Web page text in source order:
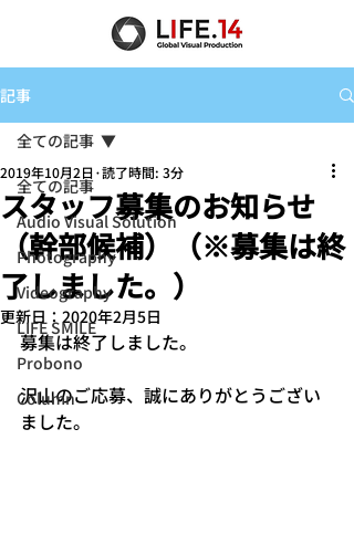
記事
全ての記事
Audio Visual Solution
Photography
Videography
LIFE SMILE
Probono
Column
全ての記事
スタッフ募集のお知らせ
（幹部候補）（※募集は終
了しました。）
2019年10月2日 読了時間: 3分
更新日： 2020年2月5日
募集は終了しました。
沢山のご応募、誠にありがとうござい
ました。